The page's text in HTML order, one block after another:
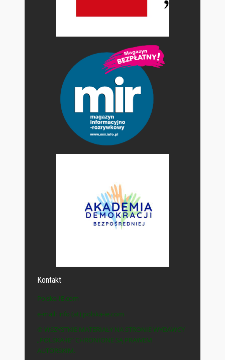
Kontakt
Polska-IE.com
e-mail: info (at) polska-ie.com
© WSZYSTKIE MATERIAŁY NA STRONIE WYDAWCY
„POLSKA-IE” CHRONIONE SĄ PRAWEM
AUTORSKIM.